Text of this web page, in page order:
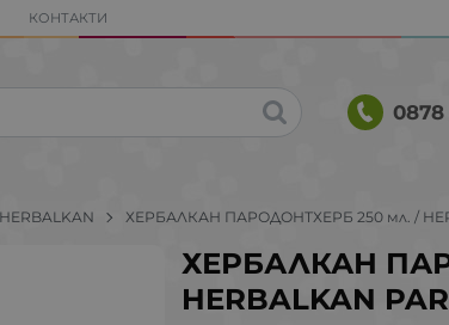
КОНТАКТИ
HERBALKAN ХЕРБАЛКАН ПАРОДОНТХЕРБ 250 мл. /
ХЕРБАЛКАН
HERBALKAN